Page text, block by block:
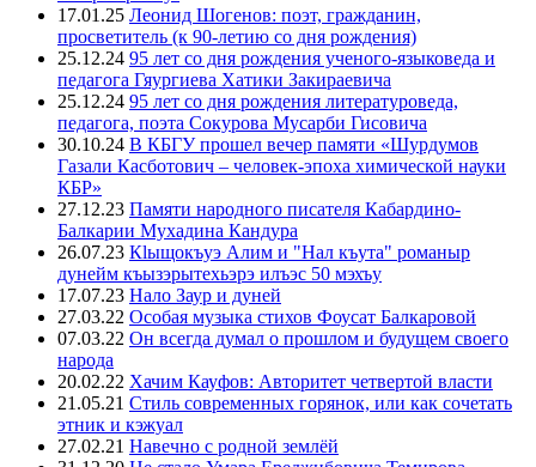
17.01.25 Леонид Шогенов: поэт, гражданин,
просветитель (к 90-летию со дня рождения)
25.12.24 95 лет со дня рождения ученого-языковеда и
педагога Гяургиева Хатики Закираевича
25.12.24 95 лет со дня рождения литературоведа,
педагога, поэта Сокурова Мусарби Гисовича
30.10.24 В КБГУ прошел вечер памяти «Шурдумов
Газали Касботович – человек-эпоха химической науки
КБР»
27.12.23 Памяти народного писателя Кабардино-
Балкарии Мухадина Кандура
26.07.23 Кlыщокъуэ Алим и "Нал къута" романыр
дунейм къызэрытехьэрэ илъэс 50 мэхъу
17.07.23 Нало Заур и дуней
27.03.22 Особая музыка стихов Фоусат Балкаровой
07.03.22 Он всегда думал о прошлом и будущем своего
народа
20.02.22 Хачим Кауфов: Авторитет четвертой власти
21.05.21 Стиль современных горянок, или как сочетать
этник и кэжуал
27.02.21 Навечно с родной землёй